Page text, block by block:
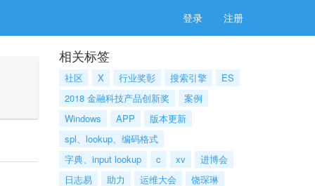
登录 注册
相关标签
社区 X 行业奖彰 搜索引擎
ES
2018 金融科技产品创新奖
案例
Windows
APP
版本更新
spl、lookup、编码格式
字典、input lookup
c xv
进博会
日志易
助力 运维大会
饶琛琳